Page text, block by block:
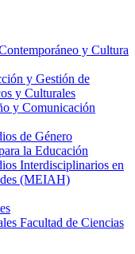
y Cultura
y Gestión de
y Culturales
y Comunicación
de Género
la Educación
Interdisciplinarios en
(MEIAH)
Facultad de Ciencias